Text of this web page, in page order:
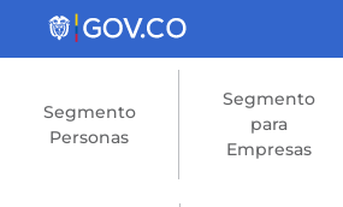
Saltar al contenido principal
Segmento
Personas
Segmento
para
Empresas